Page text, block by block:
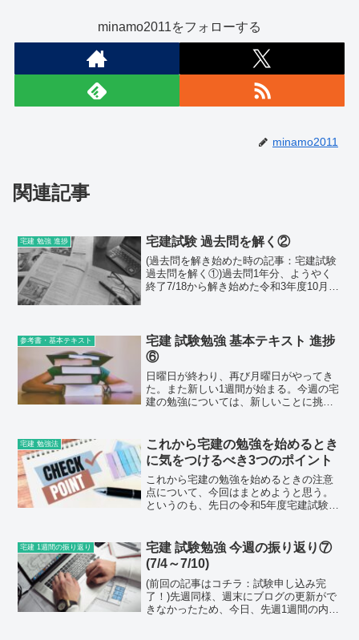
minamo2011をフォローする
minamo2011
関連記事
宅建 勉強 進捗 宅建試験 過去問を解く②
(過去問を解き始めた時の記事：宅建試験
過去問を解く①)過去問1年分、ようやく
終了7/18から解き始めた令和3年度10月分
く...
参考書・基本テキスト
宅建 試験勉強 基本テキスト 進捗
⑥
日曜日が終わり、再び月曜日がやってき
た。また新しい1週間が始まる。今週の宅
建の勉強については、新しいことに挑戦
チ勉強する、という点については今日実
行することがで...
宅建 勉強法
これから宅建の勉強を始めるとき
に気をつけるべき3つのポイント
これから宅建の勉強を始めるときの注意
点について、今回はまとめようと思う。
というのも、先日の令和5年度宅建試験が
の解答速報では、今年のボーダーライン
は今のところ±36点...
宅建 1週間の振り返り
宅建 試験勉強 今週の振り返り⑦
(7/4～7/10)
(前回の記事はコチラ：試験申し込み完
了！)先週同様、週末にブログの更新がで
きなかったため、今日、先週1週間の内容